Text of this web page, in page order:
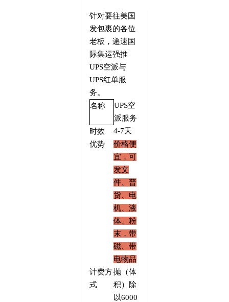
针对要往美国
发包裹的各位
老板，递速国
际集运强推
UPS空派与
UPS红单服
务。
名称
UPS空
派服务
时效
4-7天
优势
价格便
宜，可
发文
件、普
货、电
机、液
体、粉
末，带
磁、带
电物品
计费方
式
抛（体
积）除
以6000